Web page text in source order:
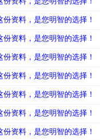
资料，是您明智的选择！
资料，是您明智的选择！
资料，是您明智的选择！
资料，是您明智的选择！
资料，是您明智的选择！
资料，是您明智的选择！
资料，是您明智的选择！